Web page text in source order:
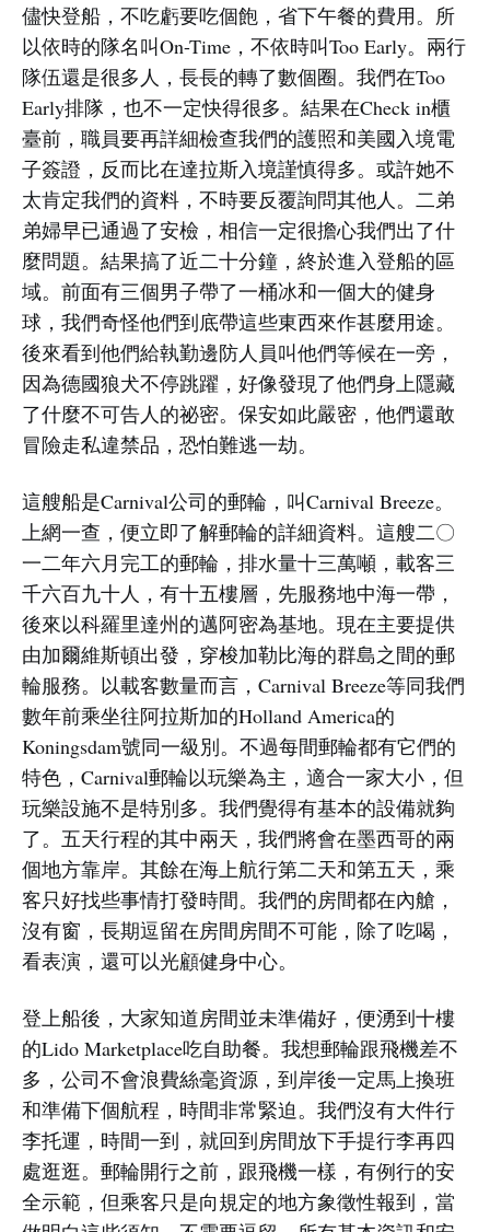
儘快登船，不吃虧要吃個飽，省下午餐的費用。所
以依時的隊名叫On-Time，不依時叫Too Early。兩行
隊伍還是很多人，長長的轉了數個圈。我們在Too
Early排隊，也不一定快得很多。結果在Check in櫃
臺前，職員要再詳細檢查我們的護照和美國入境電
子簽證，反而比在達拉斯入境謹慎得多。或許她不
太肯定我們的資料，不時要反覆詢問其他人。二弟
弟婦早已通過了安檢，相信一定很擔心我們出了什
麼問題。結果搞了近二十分鐘，終於進入登船的區
域。前面有三個男子帶了一桶冰和一個大的健身
球，我們奇怪他們到底帶這些東西來作甚麼用途。
後來看到他們給執勤邊防人員叫他們等候在一旁，
因為德國狼犬不停跳躍，好像發現了他們身上隱藏
了什麼不可告人的祕密。保安如此嚴密，他們還敢
冒險走私違禁品，恐怕難逃一劫。
這艘船是Carnival公司的郵輪，叫Carnival Breeze。
上網一查，便立即了解郵輪的詳細資料。這艘二〇
一二年六月完工的郵輪，排水量十三萬噸，載客三
千六百九十人，有十五樓層，先服務地中海一帶，
後來以科羅里達州的邁阿密為基地。現在主要提供
由加爾維斯頓出發，穿梭加勒比海的群島之間的郵
輪服務。以載客數量而言，Carnival Breeze等同我們
數年前乘坐往阿拉斯加的Holland America的
Koningsdam號同一級別。不過每間郵輪都有它們的
特色，Carnival郵輪以玩樂為主，適合一家大小，但
玩樂設施不是特別多。我們覺得有基本的設備就夠
了。五天行程的其中兩天，我們將會在墨西哥的兩
個地方靠岸。其餘在海上航行第二天和第五天，乘
客只好找些事情打發時間。我們的房間都在內艙，
沒有窗，長期逗留在房間房間不可能，除了吃喝，
看表演，還可以光顧健身中心。
登上船後，大家知道房間並未準備好，便湧到十樓
的Lido Marketplace吃自助餐。我想郵輪跟飛機差不
多，公司不會浪費絲毫資源，到岸後一定馬上換班
和準備下個航程，時間非常緊迫。我們沒有大件行
李托運，時間一到，就回到房間放下手提行李再四
處逛逛。郵輪開行之前，跟飛機一樣，有例行的安
全示範，但乘客只是向規定的地方象徵性報到，當